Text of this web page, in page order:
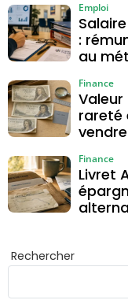
:
au
Emploi
Valeur
rareté
vendre
Finance
Livret
Finance
Rechercher